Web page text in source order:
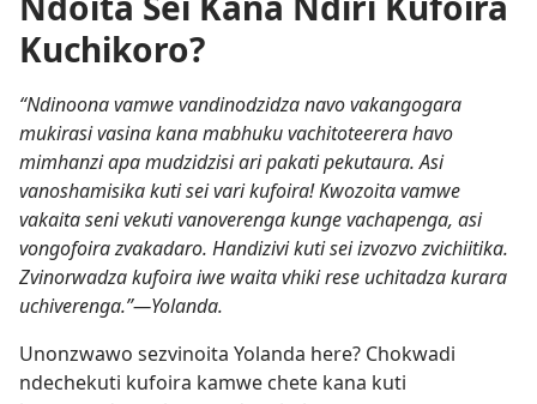
Kuchikoro?
“Ndinoona vamwe vandinodzidza navo vakangogara
mukirasi vasina kana mabhuku vachitoteerera havo
mimhanzi apa mudzidzisi ari pakati pekutaura. Asi
vanoshamisika kuti sei vari kufoira! Kwozoita vamwe
vakaita seni vekuti vanoverenga kunge vachapenga, asi
vongofoira zvakadaro. Handizivi kuti sei izvozvo zvichiitika.
Zvinorwadza kufoira iwe waita vhiki rese uchitadza kurara
uchiverenga.”—Yolanda.
Unonzwawo sezvinoita Yolanda here? Chokwadi
ndechekuti kufoira kamwe chete kana kuti